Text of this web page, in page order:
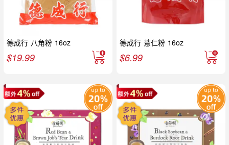
德成行 八角粉 16oz
$19.99
德成行 薏仁粉 16oz
$6.99